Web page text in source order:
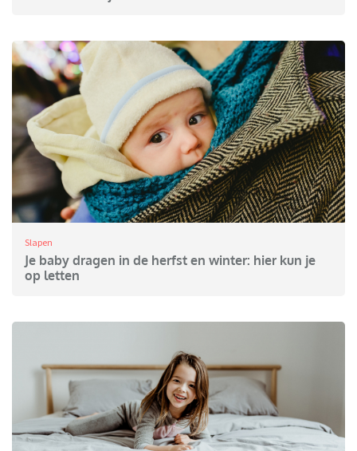
Slapen
Je baby dragen in de herfst en winter: hier kun je
op letten